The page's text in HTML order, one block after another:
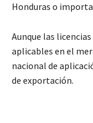
Honduras o
Aunque las
aplicables en el
nacional de
de exportación.